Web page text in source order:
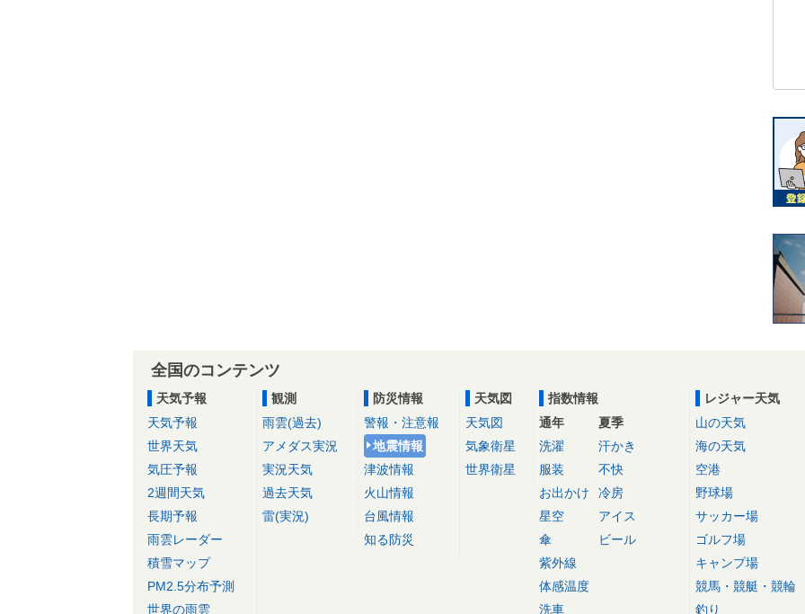
全国のコンテンツ
天気予報
天気予報
世界天気
気圧予報
2週間天気
長期予報
雨雲レーダー
積雪マップ
PM2.5分布予測
世界の雨雲
観測
雨雲(過去)
アメダス実況
実況天気
過去天気
雷(実況)
防災情報
警報・注意報
地震情報
津波情報
火山情報
台風情報
知る防災
天気図
天気図
気象衛星
世界衛星
指数情報
通年
洗濯
服装
お出かけ
星空
傘
紫外線
体感温度
洗車
夏季
汗かき
不快
冷房
アイス
ビール
レジャー天気
山の天気
海の天気
空港
野球場
サッカー場
ゴルフ場
キャンプ場
競馬・競艇・競輪
釣り